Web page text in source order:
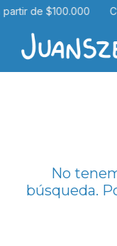
partir de $100.000
No
búsqueda.